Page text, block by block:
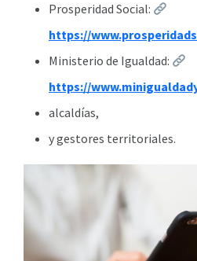
Prosperidad Social:
https://
Ministerio de Igualdad:
https://
alcaldías,
y gestores territoriales.